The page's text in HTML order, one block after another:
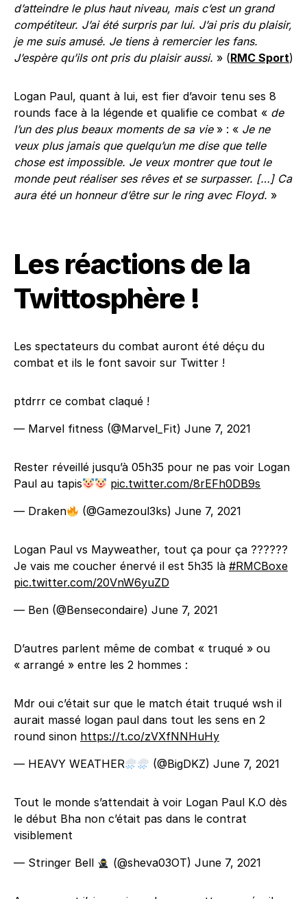
d’atteindre le plus haut niveau, mais c’est un grand
compétiteur. J’ai été surpris par lui. J’ai pris du plaisir,
je me suis amusé. Je tiens à remercier les fans.
J’espère qu’ils ont pris du plaisir aussi. » (RMC Sport)
Logan Paul, quant à lui, est fier d’avoir tenu ses 8
rounds face à la légende et qualifie ce combat « de
l’un des plus beaux moments de sa vie» : « Je ne
veux plus jamais que quelqu’un me dise que telle
chose est impossible. Je veux montrer que tout le
monde peut réaliser ses rêves et se surpasser. […] Ca
aura été un honneur d’être sur le ring avec Floyd. »
Les réactions de la
Twittosphère !
Les spectateurs du combat auront été déçu du
combat et ils le font savoir sur Twitter !
ptdrrr ce combat claqué !
— Marvel fitness (@Marvel_Fit) June 7, 2021
Rester réveillé jusqu’à 05h35 pour ne pas voir Logan
Paul au tapis
pic.twitter.com/8rEFh0DB9s
— Draken
(@Gamezoul3ks)June 7, 2021
Logan Paul vs Mayweather, tout ça pour ça ??????
Je vais me coucher énervé il est 5h35 là #RMCBoxe
pic.twitter.com/20VnW6yuZD
— Ben (@Bensecondaire) June 7, 2021
D’autres parlent même de combat « truqué » ou
« arrangé » entre les 2 hommes :
Mdr oui c’était sur que le match était truqué wsh il
aurait massé logan paul dans tout les sens en 2
round sinon https://t.co/zVXfNNHuHy
— HEAVY WEATHER
(@BigDKZ)June 7, 2021
Tout le monde s’attendait à voir Logan Paul K.O dès
le début Bha non c’était pas dans le contrat
visiblement
— Stringer Bell
(@sheva03OT)June 7, 2021